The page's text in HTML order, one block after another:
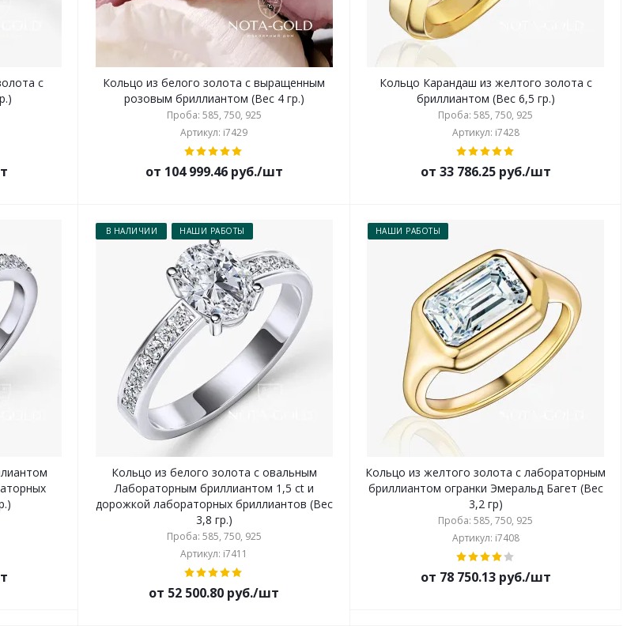
с
Кольцо из белого золота с выращенным
розовым бриллиантом (Вес 4 гр.)
Проба: 585, 750, 925
Артикул: i7429
от 104 999.46 руб./шт
Кольцо Карандаш из желтого золота с
бриллиантом (Вес 6,5 гр.)
Проба: 585, 750, 925
Артикул: i7428
от 33 786.25 руб./шт
В НАЛИЧИИ НАШИ РАБОТЫ
Кольцо из белого золота с овальным
Лабораторным бриллиантом 1,5 ct и
дорожкой лабораторных бриллиантов (Вес
3,8 гр.)
Проба: 585, 750, 925
Артикул: i7411
от 52 500.80 руб./шт
НАШИ РАБОТЫ
Кольцо из желтого золота с лабораторным
бриллиантом огранки Эмеральд Багет (Вес
3,2 гр)
Проба: 585, 750, 925
Артикул: i7408
от 78 750.13 руб./шт